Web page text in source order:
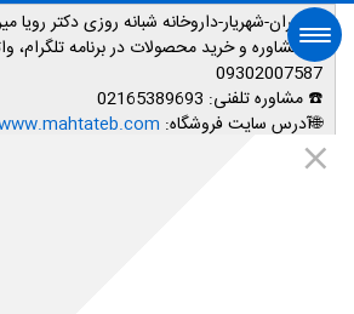
📌تهران-شهریار-داروخانه شبانه روزی دکتر رویا
📱مشاوره و خرید محصولات در برنامه تلگرام،
09302007587
☎️ مشاوره تلفنی:
🌐آدرس سایت فروشگاه: